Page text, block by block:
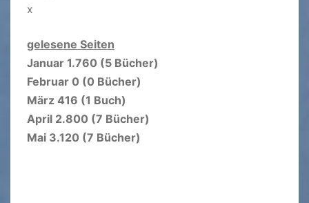
x
gelesene Seiten
Januar 1.760 (5 Bücher)
Februar 0 (0 Bücher)
März 416 (1 Buch)
April 2.800 (7 Bücher)
Mai 3.120 (7 Bücher)